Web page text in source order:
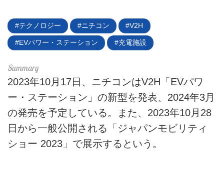
HOME
テクノロジー ニチコン V2H
EVパワー・ステーション 充電施設
2023年10月17日、ニチコンはV2H「EVパワ
ー・ステーション」の新型を発表、2024年3月
の発売を予定している。また、2023年10月28
日から一般公開される「ジャパンモビリティ
ショー 2023」で展示するという。